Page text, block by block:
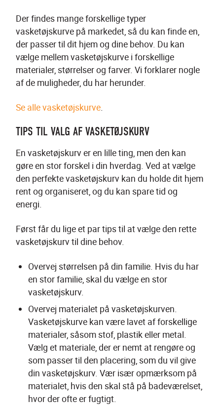
Der findes mange forskellige typer
vasketøjskurve på markedet, så du kan finde en,
der passer til dit hjem og dine behov. Du kan
vælge mellem vasketøjskurve i forskellige
materialer, størrelser og farver. Vi forklarer nogle
af de muligheder, du har herunder.
Se alle vasketøjskurve
TIPS TIL VALG AF VASKETØJSKURV
En vasketøjskurv er en lille ting, men den kan
gøre en stor forskel i din hverdag. Ved at vælge
den perfekte vasketøjskurv kan du holde dit hjem
rent og organiseret, og du kan spare tid og
energi.
Først får du lige et par tips til at vælge den rette
vasketøjskurv til dine behov.
Overvej størrelsen på din familie. Hvis du har
en stor familie, skal du vælge en stor
vasketøjskurv.
Overvej materialet på vasketøjskurven.
Vasketøjskurve kan være lavet af forskellige
materialer, såsom stof, plastik eller metal.
Vælg et materiale, der er nemt at rengøre og
som passer til den placering, som du vil give
din vasketøjskurv. Vær især opmærksom på
materialet, hvis den skal stå på badeværelset,
hvor der ofte er fugtigt.